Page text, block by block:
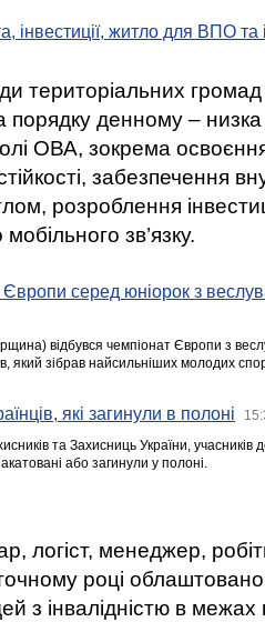
інвестиції, житло для ВПО
територіальних громад
порядку денному –
ОВА, зокрема освоєння
забезпечення
розроблення
зв’язку.
серед юніорок з
відбувся чемпіонат Європи з
який зібрав найсильніших молодих
які загинули в полоні
та Захисниць України,
або загинули у полоні.
логіст, менеджер,
році
з інвалідністю в межах